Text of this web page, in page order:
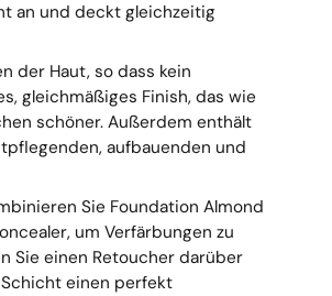
an und deckt gleichzeitig
der Haut, so dass kein
gleichmäßiges Finish, das wie
schöner. Außerdem enthält
aufbauenden und
Sie Foundation Almond
um Verfärbungen zu
Sie einen Retoucher darüber
einen perfekt